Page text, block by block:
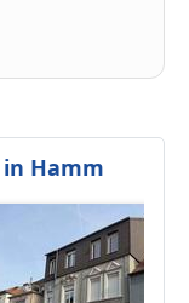
Hamm